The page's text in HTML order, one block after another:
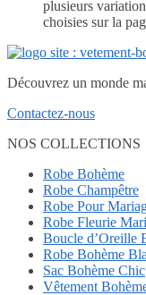
plusieurs
choisies sur la
Découvrez un monde
Contactez-nous
NOS COLLECTIONS
Robe Bohème
Robe Champêtre
Robe Pour
Robe Fleurie
Boucle d’Oreille
Robe Bohème
Sac Bohème Chic
Vêtement